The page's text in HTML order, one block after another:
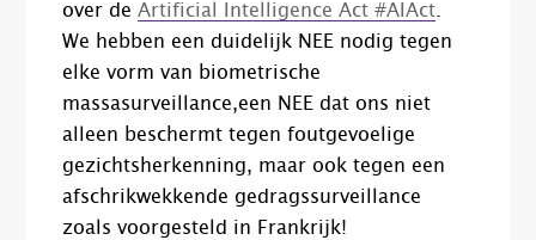
over deArtificial Intelligence Act #AIAct.
We hebben een duidelijk NEE nodig tegen
elke vorm van biometrische
massasurveillance,een NEE dat ons niet
alleen beschermt tegen foutgevoelige
gezichtsherkenning, maar ook tegen een
afschrikwekkende gedragssurveillance
zoals voorgesteld in Frankrijk!